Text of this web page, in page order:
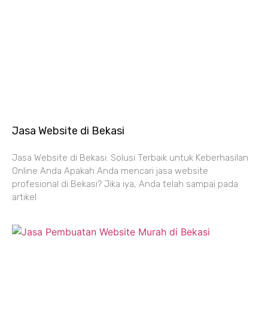
Jasa Website di Bekasi
Jasa Website di Bekasi: Solusi Terbaik untuk Keberhasilan
Online Anda Apakah Anda mencari jasa website
profesional di Bekasi? Jika iya, Anda telah sampai pada
artikel